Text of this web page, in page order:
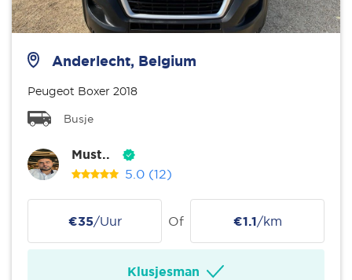
Anderlecht, Belgium
Peugeot Boxer 2018
Busje
Must..
5.0 (12)
€35/Uur Of €1.1/km
Klusjesman